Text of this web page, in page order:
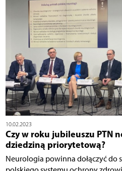
10.02.2023
Czy w roku jubileuszu PTN
dziedziną priorytetową?
Neurologia powinna dołączyć do